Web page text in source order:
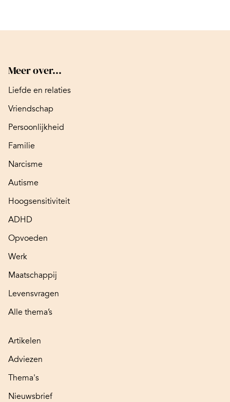
Meer over...
Liefde en relaties
Vriendschap
Persoonlijkheid
Familie
Narcisme
Autisme
Hoogsensitiviteit
ADHD
Opvoeden
Werk
Maatschappij
Levensvragen
Alle thema’s
Artikelen
Adviezen
Thema's
Nieuwsbrief